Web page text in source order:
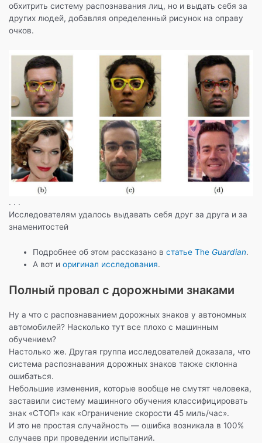
обхитрить систему распознавания лиц, но и выдать себя за
других людей, добавляя определенный рисунок на оправу
очков.
. . .
Исследователям удалось выдавать себя друг за друга и за
знаменитостей
Подробнее об этом рассказано встатье The Guardian.
А вот иоригинал исследования.
Полный провал с дорожными знаками
Ну а что с распознаванием дорожных знаков у автономных
автомобилей? Насколько тут все плохо с машинным
обучением?
Настолько же. Другая группа исследователей доказала, что
система распознавания дорожных знаков также склонна
ошибаться.
Небольшие изменения, которые вообще не смутят человека,
заставили систему машинного обучения классифицировать
знак «СТОП» как «Ограничение скорости 45 миль/час».
И это не простая случайность — ошибка возникала в 100%
случаев при проведении испытаний.